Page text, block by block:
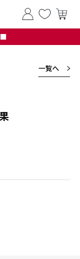
■
一覧へ